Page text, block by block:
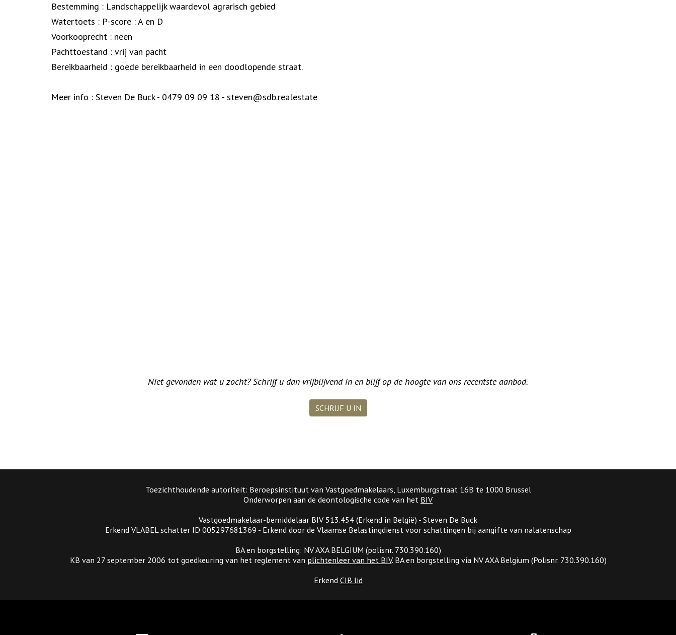
Bestemming : Landschappelijk waardevol agrarisch gebied
Watertoets : P-score : A en D
Voorkooprecht : neen
Pachttoestand : vrij van pacht
Bereikbaarheid : goede bereikbaarheid in een doodlopende straat.
Meer info : Steven De Buck - 0479 09 09 18 - steven@sdb.realestate
Niet gevonden wat u zocht? Schrijf u dan vrijblijvend in en blijf op de hoogte van ons recentste aanbod.
SCHRIJF U IN
Toezichthoudende autoriteit: Beroepsinstituut van Vastgoedmakelaars, Luxemburgstraat 16B te 1000 Brussel
Onderworpen aan de deontologische code van het BIV
Vastgoedmakelaar-bemiddelaar BIV 513.454 (Erkend in België) - Steven De Buck
Erkend VLABEL schatter ID 005297681369 - Erkend door de Vlaamse Belastingdienst voor schattingen bij aangifte van nalatenschap
BA en borgstelling: NV AXA BELGIUM (polisnr. 730.390.160)
KB van 27 september 2006 tot goedkeuring van het reglement van plichtenleer van het BIV. BA en borgstelling via NV AXA Belgium (Polisnr. 730.390.160)
Erkend CIB lid